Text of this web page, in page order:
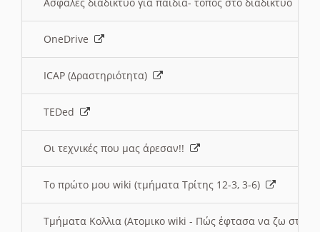
OneDrive
ICAP (Δραστηριότητα)
TEDed
Οι τεχνικές που μας άρεσαν!!
Το πρώτο μου wiki (τμήματα Τρίτης 12-3, 3-6)
Τμήματα Κολλια (Ατομικο wiki - Πώς έφτασα να ζω στην